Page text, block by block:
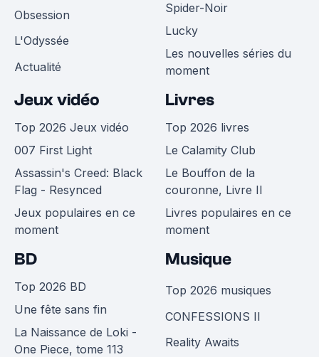
Obsession
L'Odyssée
Actualité
Spider-Noir
Lucky
Les nouvelles séries du
moment
Jeux vidéo
Top 2026 Jeux vidéo
007 First Light
Assassin's Creed: Black
Flag - Resynced
Jeux populaires en ce
moment
Livres
Top 2026 livres
Le Calamity Club
Le Bouffon de la
couronne, Livre II
Livres populaires en ce
moment
BD
Top 2026 BD
Une fête sans fin
La Naissance de Loki -
One Piece, tome 113
Musique
Top 2026 musiques
CONFESSIONS II
Reality Awaits